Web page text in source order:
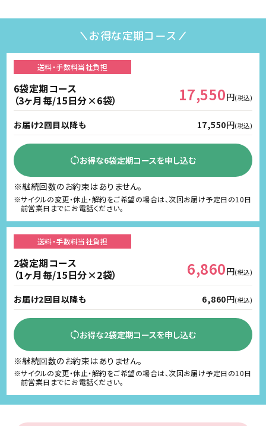
＼お得な定期コース／
送料・手数料当社負担
6袋定期コース
（3ヶ月毎/15日分×6袋）
17,550円(税込)
お届け2回目以降も 17,550円(税込)
お得な6袋定期コースを申し込む
※継続回数のお約束はありません。
※サイクルの変更・休止・解約をご希望の場合は、次回お届け予定日の10日
前営業日までにお電話ください。
送料・手数料当社負担
2袋定期コース
（1ヶ月毎/15日分×2袋）
6,860円(税込)
お届け2回目以降も 6,860円(税込)
お得な2袋定期コースを申し込む
※継続回数のお約束はありません。
※サイクルの変更・休止・解約をご希望の場合は、次回お届け予定日の10日
前営業日までにお電話ください。